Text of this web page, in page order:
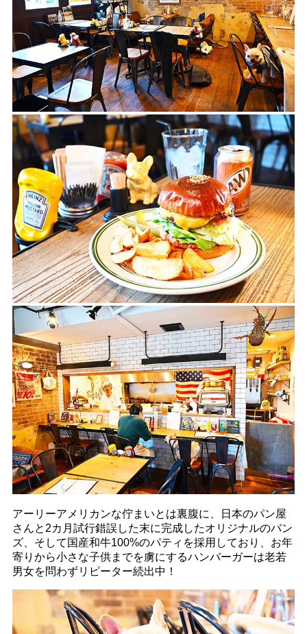
アーリーアメリカンな佇まいとは裏腹に、日本のパン屋
さんと2カ月試行錯誤した末に完成したオリジナルのバン
ズ、そして国産和牛100%のパティを採用しており、お年
寄りから小さな子供までを虜にするハンバーガーは老若
男女を問わずリピーター続出中！